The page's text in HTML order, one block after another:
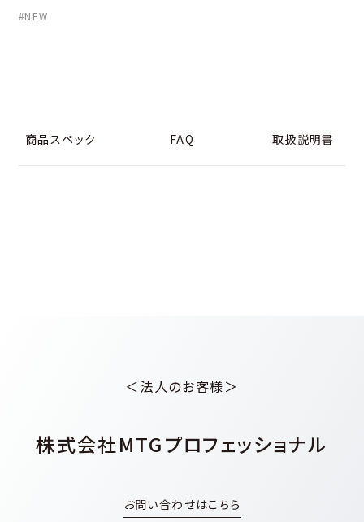
#NEW
商品スペック FAQ 取扱説明書
＜法人のお客様＞
株式会社MTGプロフェッショナル
お問い合わせはこちら